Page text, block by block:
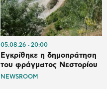
05.08.26 20:00
Εγκρίθηκε η δημοπράτηση
του φράγματος Νεστορίου
NEWSROOM